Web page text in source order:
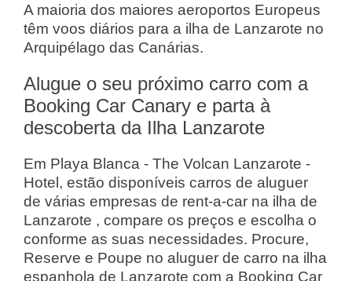
A maioria dos maiores aeroportos Europeus
têm voos diários para a ilha de Lanzarote no
Arquipélago das Canárias.
Alugue o seu próximo carro com a
Booking Car Canary e parta à
descoberta da Ilha Lanzarote
Em Playa Blanca - The Volcan Lanzarote -
Hotel, estão disponíveis carros de aluguer
de várias empresas de rent-a-car na ilha de
Lanzarote , compare os preços e escolha o
conforme as suas necessidades. Procure,
Reserve e Poupe no aluguer de carro na ilha
espanhola de Lanzarote com a Booking Car